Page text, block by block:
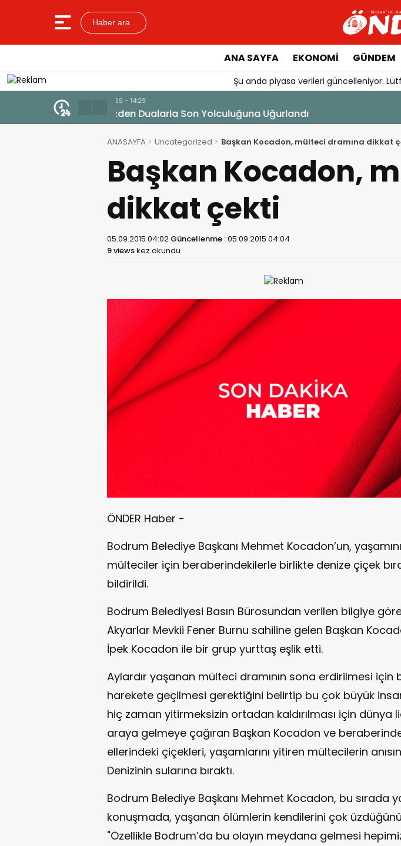
Haber ara...
ANA SAYFA EKONOMİ GÜNDEM
Şu anda piyasa verileri güncelleniyor.
7 Ağustos 2026 - 14:14
Tercih Döneminde Barınma Telaşı Başladı
ANASAYFA Uncategorized Başkan Kocadon, mülteci dramına dikkat
Başkan Kocadon,
dikkat çekti
05.09.2015 04:02 Güncellenme :05.09.2015 04:04
9 viewskez okundu
ÖNDER Haber -
Bodrum Belediye Başkanı Mehmet Kocadon’un,
mülteciler için beraberindekilerle birlikte denize çiçek
bildirildi.
Bodrum Belediyesi Basın Bürosundan verilen bilgiye
Akyarlar Mevkii Fener Burnu sahiline gelen Başkan
İpek Kocadon ile bir grup yurttaş eşlik etti.
Aylardır yaşanan mülteci dramının sona erdirilmesi için
harekete geçilmesi gerektiğini belirtip bu çok büyük
hiç zaman yitirmeksizin ortadan kaldırılması için dünya
araya gelmeye çağıran Başkan Kocadon ve
ellerindeki çiçekleri, yaşamlarını yitiren mültecilerin
Denizinin sularına bıraktı.
Bodrum Belediye Başkanı Mehmet Kocadon, bu sırada
konuşmada, yaşanan ölümlerin kendilerini çok
"Özellikle Bodrum’da bu olayın meydana gelmesi